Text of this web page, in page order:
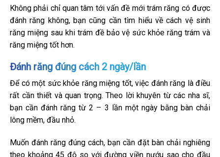
Không phải chỉ quan tâm tới vấn đề mới trám răng có được
đánh răng không, bạn cũng cần tìm hiểu về cách vệ sinh
răng miệng sau khi trám đề bảo vệ sức khỏe răng trám và
răng miệng tốt hơn.
Đánh răng đúng cách 2 ngày/lần
Để có một sức khỏe răng miệng tốt, việc đánh răng là điều
rất cần thiết và quan trọng. Theo lời khuyên từ các nha sĩ,
bạn cần đánh răng từ 2 – 3 lần một ngày bằng bàn chải
lông mềm, đầu nhỏ.
Muốn đánh răng đúng cách, bạn cần đặt bàn chải nghiêng
theo khoảng 45 độ so với đường viền nướu sao cho đầu